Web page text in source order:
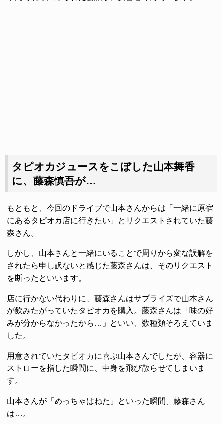
タピオカジュースをこぼした山本舞香
に、藤森慎吾が…
もともと、今回のドライブで山本さんからは「一緒に原宿
にあるタピオカ店に行きたい」とリクエストされていた藤
森さん。
しかし、山本さんと一緒にいることで周りから変な誤解を
されたら申し訳ないと感じた藤森さんは、そのリクエスト
を断ったといいます。
店に行かない代わりに、藤森さんはサプライズで山本さん
が飲みたがっていたタピオカを購入。藤森さんは「味の好
みが分からなかったから…」といい、数種類そろえていま
した。
用意されていたタピオカに喜ぶ山本さんでしたが、容器に
ストローを指した瞬間に、中身を飛び散らせてしまいま
す。
山本さんが「めっちゃはねた」といった瞬間、藤森さん
は…。